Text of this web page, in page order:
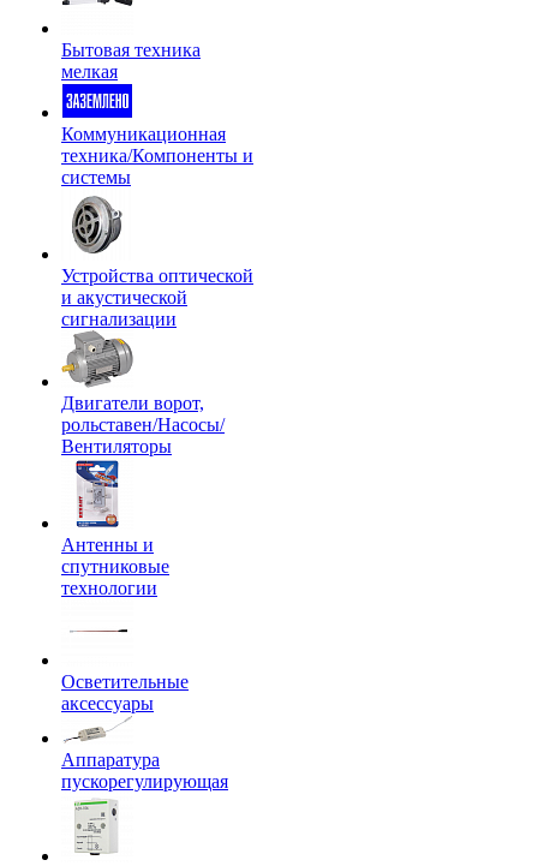
Бытовая техника
мелкая
Коммуникационная
техника/Компоненты и
системы
Устройства оптической
и акустической
сигнализации
Двигатели ворот,
рольставен/Насосы/
Вентиляторы
Антенны и
спутниковые
технологии
Осветительные
аксессуары
Аппаратура
пускорегулирующая